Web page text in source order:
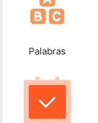
Palabras